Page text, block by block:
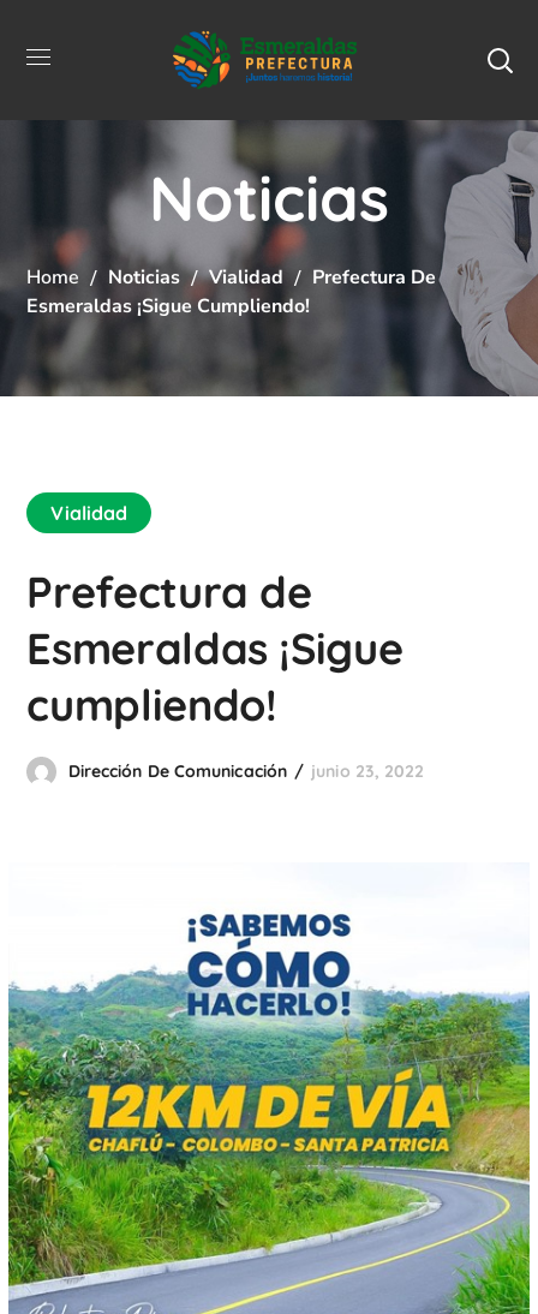
Noticias
Home Noticias Vialidad
Prefectura De
Esmeraldas ¡Sigue Cumpliendo!
Vialidad
Prefectura de
Esmeraldas ¡Sigue
cumpliendo!
Dirección De Comunicación junio 23, 2022